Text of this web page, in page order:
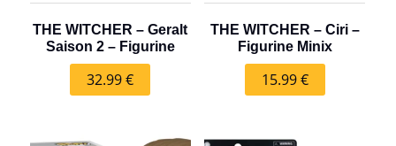
THE WITCHER – Geralt
Saison 2 – Figurine
32.99€
THE WITCHER – Ciri –
Figurine Minix
15.99€